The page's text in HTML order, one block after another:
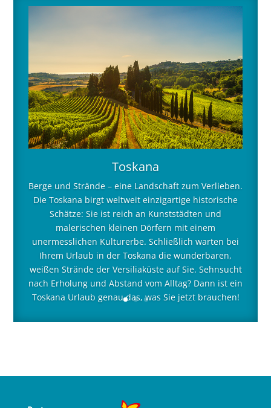
Toskana
Berge und Strände – eine Landschaft zum Verlieben.
Die Toskana birgt weltweit einzigartige historische
Schätze: Sie ist reich an Kunststädten und
malerischen kleinen Dörfern mit einem
unermesslichen Kulturerbe. Schließlich warten bei
Ihrem Urlaub in der Toskana die wunderbaren,
weißen Strände der Versiliaküste auf Sie. Sehnsucht
nach Erholung und Abstand vom Alltag? Dann ist ein
Toskana Urlaub genau das, was Sie jetzt brauchen!